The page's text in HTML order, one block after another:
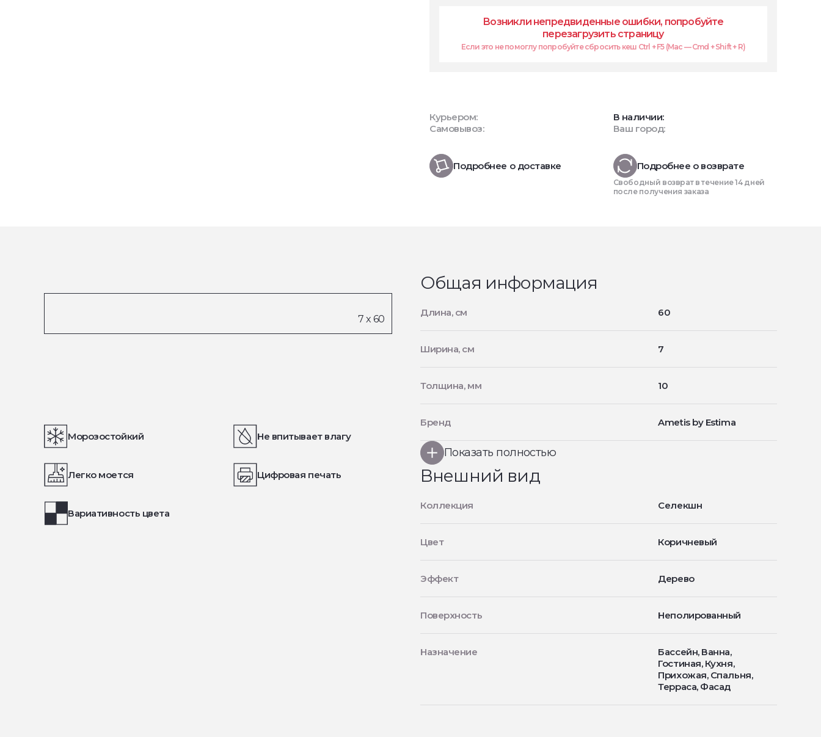
Возникли непредвиденные ошибки, попробуйте
перезагрузить страницу
Если это не помоглу попробуйте сбросить кеш Ctrl + F5 (Mac — Cmd + Shift + R)
Курьером:
Самовывоз:
В наличии:
Ваш город:
Подробнее о доставке Подробнее о возврате
Свободный возврат в течение 14 дней
после получения заказа
Морозостойкий Не впитывает влагу
Легко моется Цифровая печать
Вариативность цвета
Общая информация
Длина, см 60
Ширина, см 7
Толщина, мм 10
Бренд Ametis by Estima
Показать полностью
Внешний вид
Коллекция Селекшн
Цвет Коричневый
Эффект Дерево
Поверхность Неполированный
Назначение
Бассейн, Ванна,
Гостиная, Кухня,
Прихожая, Спальня,
Терраса, Фасад